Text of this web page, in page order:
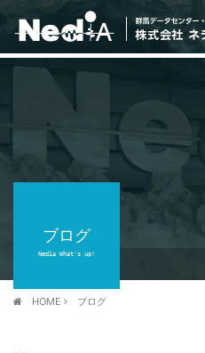
ブログ
Nedia What's up!
HOME ブログ